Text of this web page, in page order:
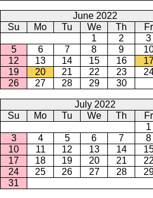
June 2022
Su
Mo Tu We Th Fr
1
2 3
5
6 7 8 9
12
13 14 15 16 17
19
20 21 22 23
26
27 28 29 30
July 2022
Su
Mo Tu We Th Fr
1
3
4 5 6 7 8
10
11 12 13 14
17
18 19 20 21 22
24
25 26 27 28
31